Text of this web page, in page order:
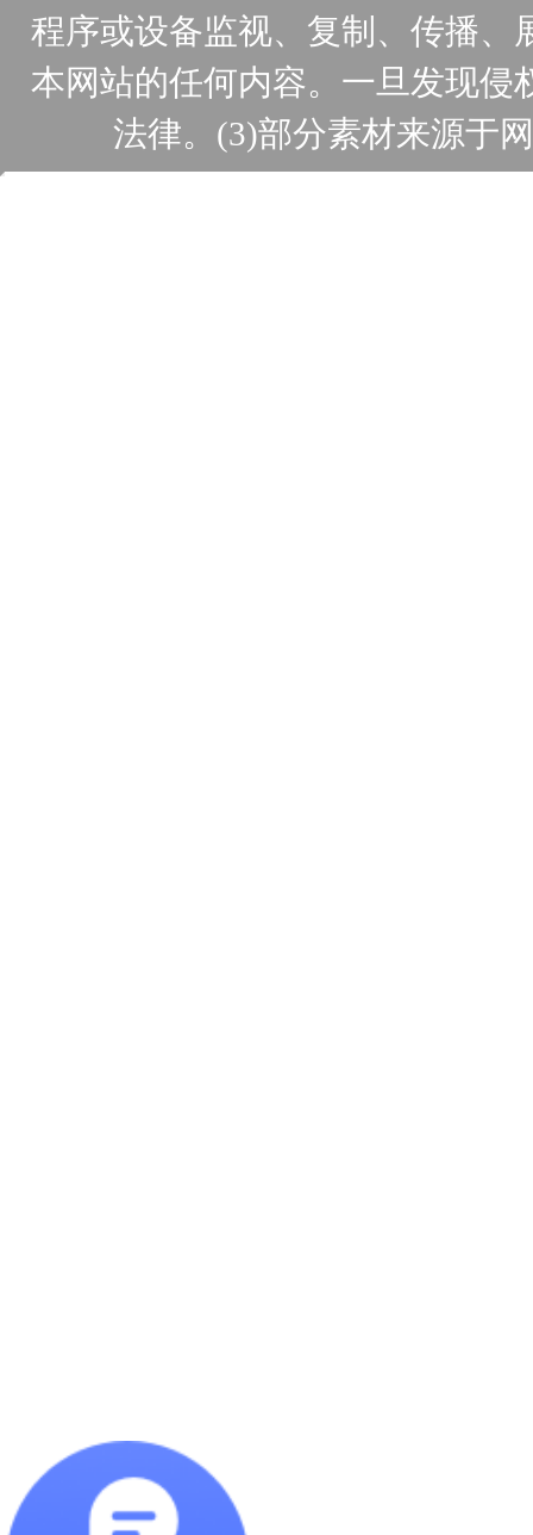
程序或设备监视、复制、传播、
本网站的任何内容。一旦发现侵
法律。(3)部分素材来源于